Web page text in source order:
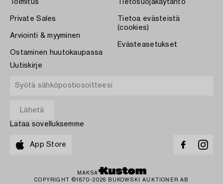
Toimitus
Private Sales
Arviointi & myyminen
Ostaminen huutokaupassa
Tietosuojakäytäntö
Tietoa evästeistä
(cookies)
Evästeasetukset
Uutiskirje
Lataa sovelluksemme
App Store
MAKSA
COPYRIGHT ©1870-2026 BUKOWSKI AUKTIONER AB